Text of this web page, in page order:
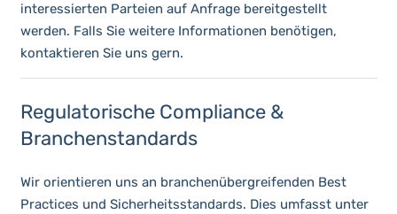
interessierten Parteien auf Anfrage bereitgestellt
werden. Falls Sie weitere Informationen benötigen,
kontaktieren Sie uns gern.
Regulatorische Compliance &
Branchenstandards
Wir orientieren uns an branchenübergreifenden Best
Practices und Sicherheitsstandards. Dies umfasst unter